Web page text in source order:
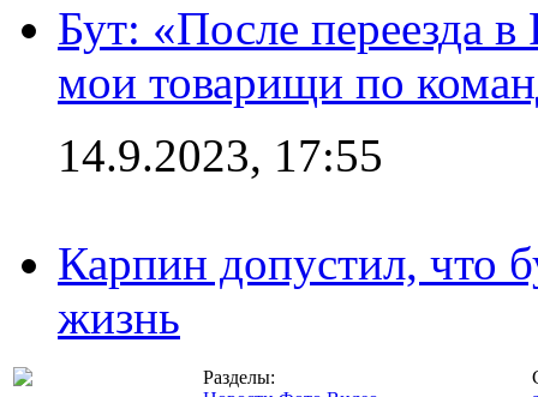
Бут: «После переезда
мои товарищи по
14.9.2023, 17:55
Карпин допустил, что
жизнь
Разделы: